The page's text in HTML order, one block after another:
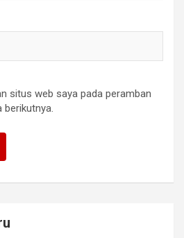
situs web saya pada peramban
berikutnya.